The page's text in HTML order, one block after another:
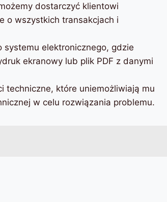
dostarczyć klientowi
o wszystkich transakcjach i
systemu elektronicznego, gdzie
ekranowy lub plik PDF z danymi
techniczne, które uniemożliwiają mu
w celu rozwiązania problemu.